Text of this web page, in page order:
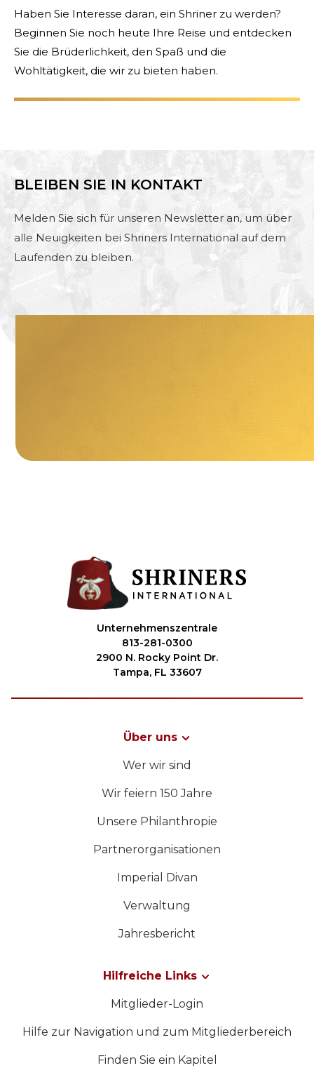
Haben Sie Interesse daran, ein Shriner zu werden?
Beginnen Sie noch heute Ihre Reise und entdecken
Sie die Brüderlichkeit, den Spaß und die
Wohltätigkeit, die wir zu bieten haben.
BLEIBEN SIE IN KONTAKT
Melden Sie sich für unseren Newsletter an, um über
alle Neuigkeiten bei Shriners International auf dem
Laufenden zu bleiben.
Unternehmenszentrale
813-281-0300
2900 N. Rocky Point Dr.
Tampa, FL 33607
Über uns
Wer wir sind
Wir feiern 150 Jahre
Unsere Philanthropie
Partnerorganisationen
Imperial Divan
Verwaltung
Jahresbericht
Hilfreiche Links
Mitglieder-Login
Hilfe zur Navigation und zum Mitgliederbereich
Finden Sie ein Kapitel